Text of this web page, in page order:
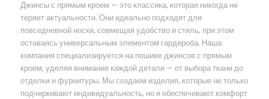
Джинсы с прямым кроем — это классика, которая никогда не
теряет актуальности. Они идеально подходят для
повседневной носки, совмещая удобство и стиль, при этом
оставаясь универсальным элементом гардероба. Наша
компания специализируется на пошиве джинсов с прямым
кроем, уделяя внимание каждой детали — от выбора ткани до
отделки и фурнитуры. Мы создаем изделия, которые не только
подчеркивают индивидуальность, но и обеспечивают комфорт